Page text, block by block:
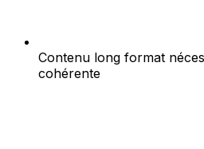
Contenu long format
cohérente